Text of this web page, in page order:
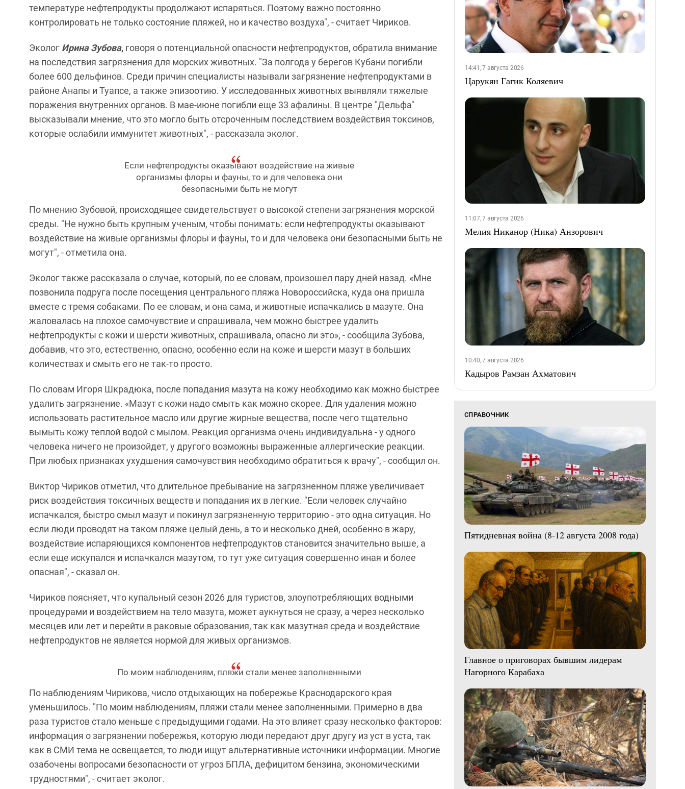
температуре нефтепродукты продолжают испаряться. Поэтому важно постоянно
контролировать не только состояние пляжей, но и качество воздуха", - считает Чириков.
Эколог Ирина Зубова, говоря о потенциальной опасности нефтепродуктов, обратила внимание
на последствия загрязнения для морских животных. "За полгода у берегов Кубани погибли
более 600 дельфинов. Среди причин специалисты называли загрязнение нефтепродуктами в
районе Анапы и Туапсе, а также эпизоотию. У исследованных животных выявляли тяжелые
поражения внутренних органов. В мае-июне погибли еще 33 афалины. В центре "Дельфа"
высказывали мнение, что это могло быть отсроченным последствием воздействия токсинов,
которые ослабили иммунитет животных", - рассказала эколог.
Если нефтепродукты оказывают воздействие на живые
организмы флоры и фауны, то и для человека они
безопасными быть не могут
По мнению Зубовой, происходящее свидетельствует о высокой степени загрязнения морской
среды. "Не нужно быть крупным ученым, чтобы понимать: если нефтепродукты оказывают
воздействие на живые организмы флоры и фауны, то и для человека они безопасными быть не
могут", - отметила она.
Эколог также рассказала о случае, который, по ее словам, произошел пару дней назад. «Мне
позвонила подруга после посещения центрального пляжа Новороссийска, куда она пришла
вместе с тремя собаками. По ее словам, и она сама, и животные испачкались в мазуте. Она
жаловалась на плохое самочувствие и спрашивала, чем можно быстрее удалить
нефтепродукты с кожи и шерсти животных, спрашивала, опасно ли это», - сообщила Зубова,
добавив, что это, естественно, опасно, особенно если на коже и шерсти мазут в больших
количествах и смыть его не так-то просто.
По словам Игоря Шкрадюка, после попадания мазута на кожу необходимо как можно быстрее
удалить загрязнение. «Мазут с кожи надо смыть как можно скорее. Для удаления можно
использовать растительное масло или другие жирные вещества, после чего тщательно
вымыть кожу теплой водой с мылом. Реакция организма очень индивидуальна - у одного
человека ничего не произойдет, у другого возможны выраженные аллергические реакции.
При любых признаках ухудшения самочувствия необходимо обратиться к врачу", - сообщил он.
Виктор Чириков отметил, что длительное пребывание на загрязненном пляже увеличивает
риск воздействия токсичных веществ и попадания их в легкие. "Если человек случайно
испачкался, быстро смыл мазут и покинул загрязненную территорию - это одна ситуация. Но
если люди проводят на таком пляже целый день, а то и несколько дней, особенно в жару,
воздействие испаряющихся компонентов нефтепродуктов становится значительно выше, а
если еще искупался и испачкался мазутом, то тут уже ситуация совершенно иная и более
опасная", - сказал он.
Чириков поясняет, что купальный сезон 2026 для туристов, злоупотребляющих водными
процедурами и воздействием на тело мазута, может аукнуться не сразу, а через несколько
месяцев или лет и перейти в раковые образования, так как мазутная среда и воздействие
нефтепродуктов не является нормой для живых организмов.
По моим наблюдениям, пляжи стали менее заполненными
По наблюдениям Чирикова, число отдыхающих на побережье Краснодарского края
уменьшилось. "По моим наблюдениям, пляжи стали менее заполненными. Примерно в два
раза туристов стало меньше с предыдущими годами. На это влияет сразу несколько факторов:
информация о загрязнении побережья, которую люди передают друг другу из уст в уста, так
как в СМИ тема не освещается, то люди ищут альтернативные источники информации. Многие
озабочены вопросами безопасности от угроз БПЛА, дефицитом бензина, экономическими
трудностями", - считает эколог.
14:41, 7 августа 2026
Царукян Гагик Коляевич
11:07, 7 августа 2026
Мелия Никанор (Ника) Анзорович
10:40, 7 августа 2026
Кадыров Рамзан Ахматович
СПРАВОЧНИК
Пятидневная война (8-12 августа 2008 года)
Главное о приговорах бывшим лидерам
Нагорного Карабаха